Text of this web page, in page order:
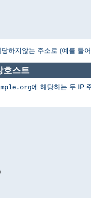
하지않는 주소로 (예를 들
호스트
에 해당하는 두 IP